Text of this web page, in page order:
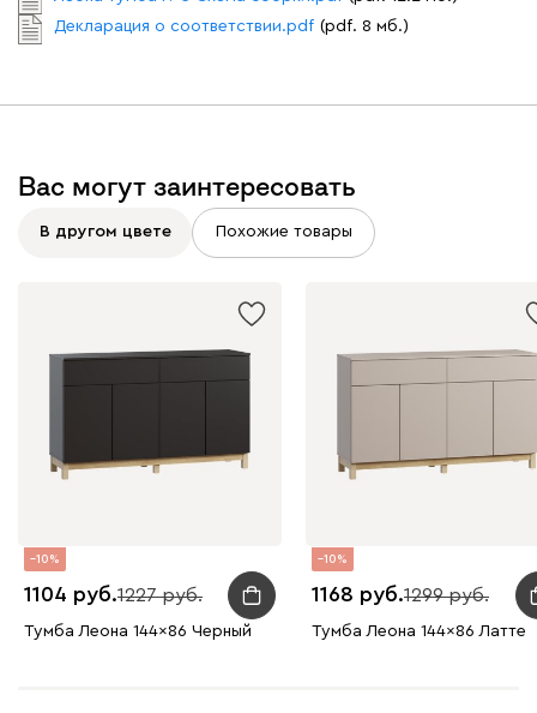
Декларация о соответствии.pdf (pdf. 8 мб.)
Вас могут заинтересовать
В другом цвете Похожие товары
10
1104 1227
Тумба Леона 144x86 Черный
10
1168 1299
Тумба Леона 144x86 Латте